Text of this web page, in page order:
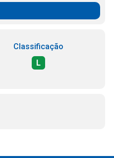
Classificação
L